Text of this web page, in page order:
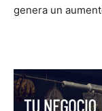
genera un